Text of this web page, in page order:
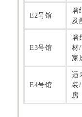
E2号馆
墙
及
E3号馆
墙
材
家
E4号馆
适
装
房